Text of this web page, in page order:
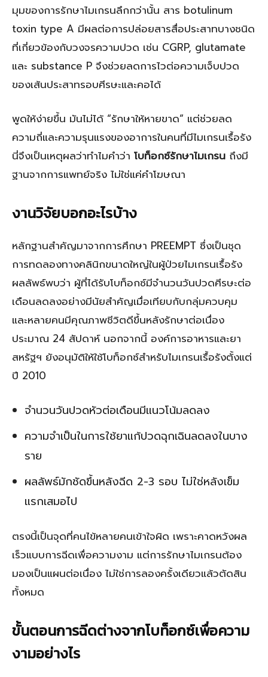
มุมของการรักษาไมเกรนลึกกว่านั้น สาร botulinum
toxin type A มีผลต่อการปล่อยสารสื่อประสาทบางชนิด
ที่เกี่ยวข้องกับวงจรความปวด เช่น CGRP, glutamate
และ substance P จึงช่วยลดการไวต่อความเจ็บปวด
ของเส้นประสาทรอบศีรษะและคอได้
พูดให้ง่ายขึ้น มันไม่ได้ “รักษาให้หายขาด” แต่ช่วยลด
ความถี่และความรุนแรงของอาการในคนที่มีไมเกรนเรื้อรัง
นี่จึงเป็นเหตุผลว่าทำไมคำว่า โบท็อกซ์รักษาไมเกรน ถึงมี
ฐานจากการแพทย์จริง ไม่ใช่แค่คำโฆษณา
งานวิจัยบอกอะไรบ้าง
หลักฐานสำคัญมาจากการศึกษา PREEMPT ซึ่งเป็นชุด
การทดลองทางคลินิกขนาดใหญ่ในผู้ป่วยไมเกรนเรื้อรัง
ผลลัพธ์พบว่า ผู้ที่ได้รับโบท็อกซ์มีจำนวนวันปวดศีรษะต่อ
เดือนลดลงอย่างมีนัยสำคัญเมื่อเทียบกับกลุ่มควบคุม
และหลายคนมีคุณภาพชีวิตดีขึ้นหลังรักษาต่อเนื่อง
ประมาณ 24 สัปดาห์ นอกจากนี้ องค์การอาหารและยา
สหรัฐฯ ยังอนุมัติให้ใช้โบท็อกซ์สำหรับไมเกรนเรื้อรังตั้งแต่
ปี 2010
จำนวนวันปวดหัวต่อเดือนมีแนวโน้มลดลง
ความจำเป็นในการใช้ยาแก้ปวดฉุกเฉินลดลงในบาง
ราย
ผลลัพธ์มักชัดขึ้นหลังฉีด 2-3 รอบ ไม่ใช่หลังเข็ม
แรกเสมอไป
ตรงนี้เป็นจุดที่คนไข้หลายคนเข้าใจผิด เพราะคาดหวังผล
เร็วแบบการฉีดเพื่อความงาม แต่การรักษาไมเกรนต้อง
มองเป็นแผนต่อเนื่อง ไม่ใช่การลองครั้งเดียวแล้วตัดสิน
ทั้งหมด
ขั้นตอนการฉีดต่างจากโบท็อกซ์เพื่อความ
งามอย่างไร